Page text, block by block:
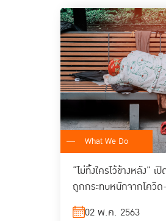
What We Do
“ไม่ทิ้งใครไว้ข้างหลัง” เ
ถูกกระทบหนักจากโควิ
ไปต่อด้วยกันในยุค New
02 พ.ค. 2563